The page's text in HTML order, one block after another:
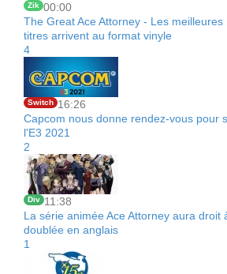
Zik 00:00
The Great Ace Attorney - Les
titres arrivent au format vinyle
4
Switch 16:26
Capcom nous donne rendez-vous pour
l'E3 2021
2
Div 11:38
La série animée Ace Attorney aura droit
doublée en anglais
1